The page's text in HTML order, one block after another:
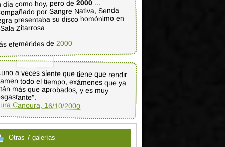
día como hoy, pero de2000 ...
por Sangre Nativa, Senda
presentaba su disco homónimo en
Zitarrosa
efemérides de 2000
a veces siente que tiene que rendir
todo el tiempo, exámenes que ya
más que aprobados, y es muy
Canoura, 16/10/2000
Otras 7 galerías